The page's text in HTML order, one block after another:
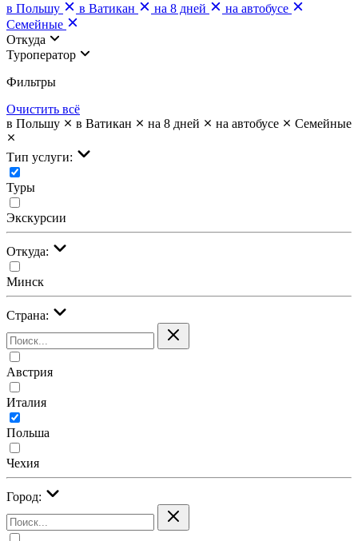
в Польшу
в Ватикан на 8 дней
на автобусе
Семейные
Откуда
Туроператор
Фильтры
Очистить всё
в Польшу
в Ватикан на 8 дней на автобусе Семейные
Тип услуги:
Туры
Экскурсии
Откуда:
Минск
Страна:
Австрия
Италия
Польша
Чехия
Город: